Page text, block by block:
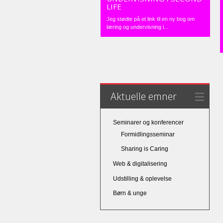
LIFE
Jeg stødte på et link til en ny bog om
læring og undervisning i...
Aktuelle emner
Seminarer og konferencer
Formidlingsseminar
Sharing is Caring
Web & digitalisering
Udstilling & oplevelse
Børn & unge